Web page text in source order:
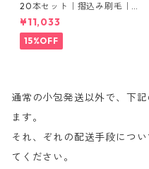
20本セット｜摺込み刷毛｜夏
毛（毛質が硬い）2.5分
¥11,033
15%OFF
通常の小包発送以外で、下
ます。
それ、ぞれの配送手段につ
てください。